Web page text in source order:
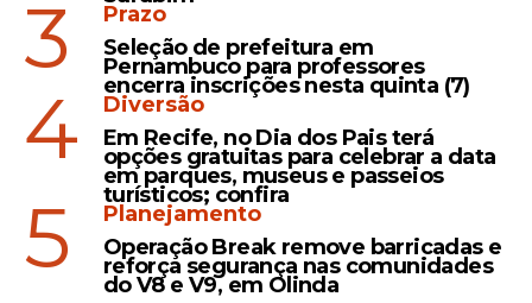
Veja Também
3. Chá de Hortelã
3
Prazo
Seleção de prefeitura em
Pernambuco para professores
encerra inscrições nesta quinta (7)
4
Diversão
Em Recife, no Dia dos Pais terá
opções gratuitas para celebrar a data
em parques, museus e passeios
turísticos; confira
5
Planejamento
Operação Break remove barricadas e
reforça segurança nas comunidades
do V8 e V9, em Olinda